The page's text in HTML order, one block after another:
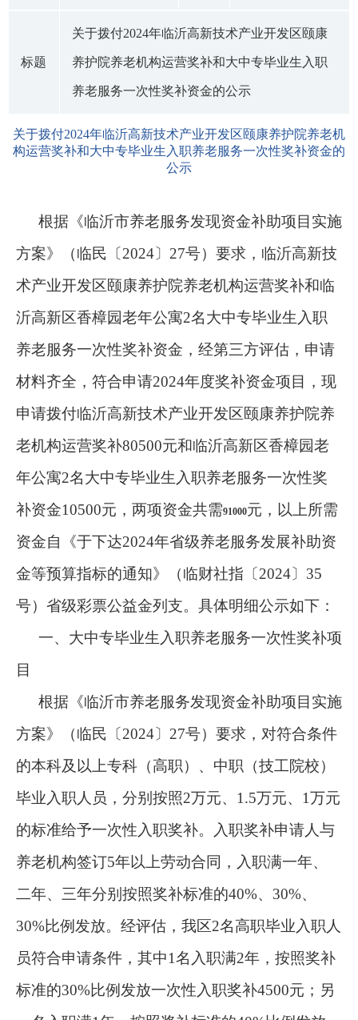
标题
关于拨付2024年临沂高新技术产业开发区颐康
养护院养老机构运营奖补和大中专毕业生入职
养老服务一次性奖补资金的公示
关于拨付2024年临沂高新技术产业开发区颐康养护院养老机
构运营奖补和大中专毕业生入职养老服务一次性奖补资金的
公示
根据《临沂市养老服务发现资金补助项目实施
方案》（临民〔2024〕27号）要求，临沂高新技
术产业开发区颐康养护院养老机构运营奖补和临
沂高新区香樟园老年公寓2名大中专毕业生入职
养老服务一次性奖补资金，经第三方评估，申请
材料齐全，符合申请2024年度奖补资金项目，现
申请拨付临沂高新技术产业开发区颐康养护院养
老机构运营奖补80500元和临沂高新区香樟园老
年公寓2名大中专毕业生入职养老服务一次性奖
补资金10500元，两项资金共需91000元，以上所需
资金自《于下达2024年省级养老服务发展补助资
金等预算指标的通知》（临财社指〔2024〕35
号）省级彩票公益金列支。具体明细公示如下：
一、大中专毕业生入职养老服务一次性奖补项
目
根据《临沂市养老服务发现资金补助项目实施
方案》（临民〔2024〕27号）要求，对符合条件
的本科及以上专科（高职）、中职（技工院校）
毕业入职人员，分别按照2万元、1.5万元、1万元
的标准给予一次性入职奖补。入职奖补申请人与
养老机构签订5年以上劳动合同，入职满一年、
二年、三年分别按照奖补标准的40%、30%、
30%比例发放。经评估，我区2名高职毕业入职人
员符合申请条件，其中1名入职满2年，按照奖补
标准的30%比例发放一次性入职奖补4500元；另